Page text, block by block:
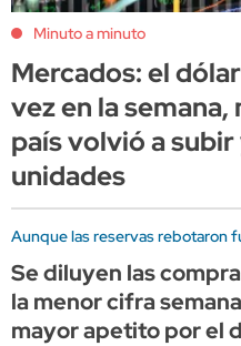
Minuto a minuto
Mercados: el
vez en la
país volvió a
unidades
Aunque las reservas rebotaron
Se diluyen las
la menor cifra
mayor apetito por el